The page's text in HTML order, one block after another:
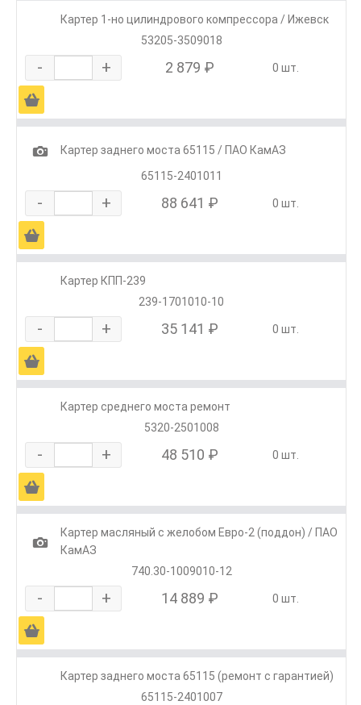
Картер 1-но цилиндрового компрессора / Ижевск
53205-3509018
- + 2 879 ₽ 0 шт.
Ä
1
Картер заднего моста 65115 / ПАО КамАЗ
65115-2401011
- + 88 641 ₽ 0 шт.
Ä
Картер КПП-239
239-1701010-10
- + 35 141 ₽ 0 шт.
Ä
Картер среднего моста ремонт
5320-2501008
- + 48 510 ₽ 0 шт.
Ä
1
Картер масляный с желобом Евро-2 (поддон) / ПАО
КамАЗ
740.30-1009010-12
- + 14 889 ₽ 0 шт.
Ä
Картер заднего моста 65115 (ремонт с гарантией)
65115-2401007